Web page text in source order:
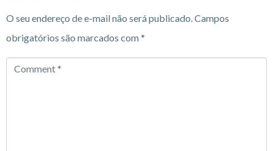
O seu endereço de e-mail não será publicado.Campos
obrigatórios são marcados com*
Comment